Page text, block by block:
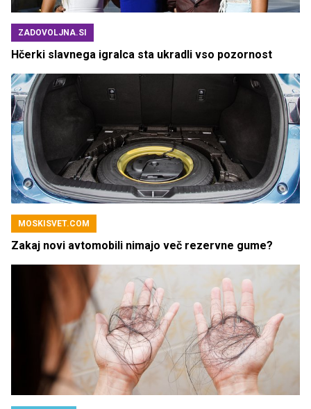
ZADOVOLJNA.SI
Hčerki slavnega igralca sta ukradli vso pozornost
MOSKISVET.COM
Zakaj novi avtomobili nimajo več rezervne gume?